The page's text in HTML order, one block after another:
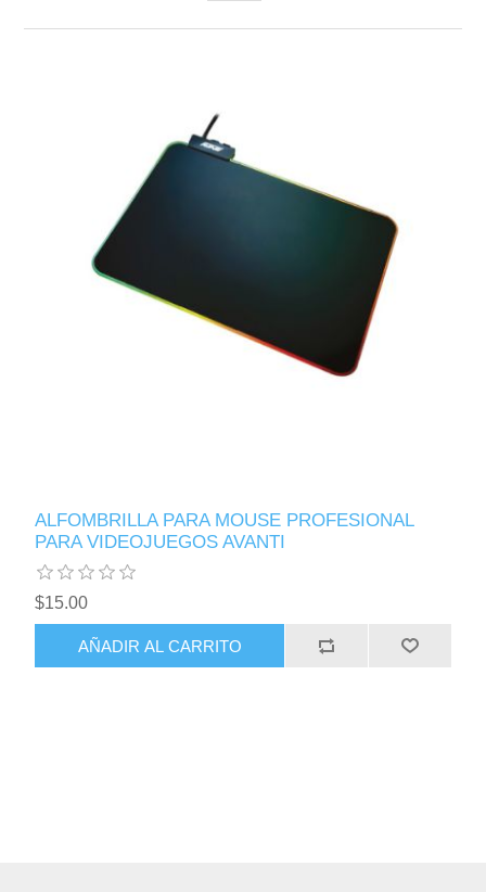
ALFOMBRILLA PARA MOUSE PROFESIONAL
PARA VIDEOJUEGOS AVANTI
$15.00
AÑADIR AL CARRITO